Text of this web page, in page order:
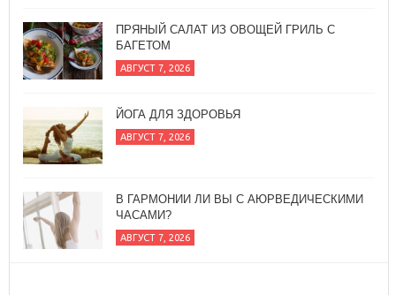
ЙОГА ДЛЯ ЗДОРОВЬЯ
АВГУСТ 7, 2026
В ГАРМОНИИ ЛИ ВЫ С АЮРВЕДИЧЕСКИМИ
ЧАСАМИ?
10 ХОРОШИХ РИТУАЛОВ, КОТОРЫЕ
СЛЕДУЕТ ЗАВЕСТИ
АВГУСТ 8, 2026